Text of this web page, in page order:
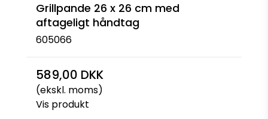
Grillpande 26 x 26 cm med
aftageligt håndtag
605066
589,00 DKK
(ekskl. moms)
Vis produkt